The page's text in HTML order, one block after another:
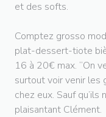
et des softs.
Comptez grosso
plat-dessert-tiote
16 à 20€ max. “On
surtout voir venir les
chez eux. Sauf
plaisantant Clément.